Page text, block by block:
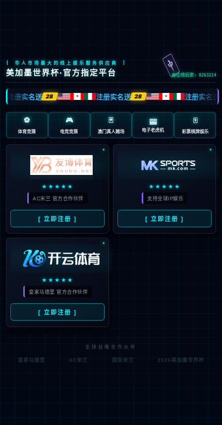
今年会文化
践行“通”的哲学，以人为本，诚信通达；
立天人合一之德，行大健康之道。
了解更多>